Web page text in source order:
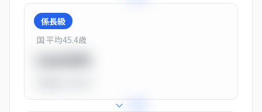
係長級
国 平均45.4歳